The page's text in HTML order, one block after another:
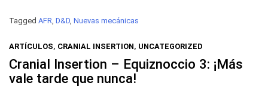
Tagged AFR, D&D, Nuevas mecánicas
ARTÍCULOS, CRANIAL INSERTION, UNCATEGORIZED
Cranial Insertion – Equiznoccio 3: ¡Más
vale tarde que nunca!